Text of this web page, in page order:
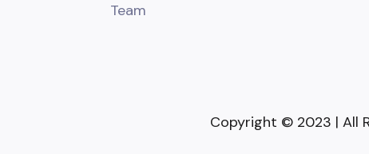
Team
Copyright © 2023 | All